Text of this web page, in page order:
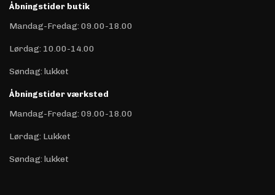
Åbningstider butik
Mandag-Fredag: 09.00-18.00
Lørdag: 10.00-14.00
Søndag: lukket
Åbningstider værksted
Mandag-Fredag: 09.00-18.00
Lørdag: Lukket
Søndag: lukket